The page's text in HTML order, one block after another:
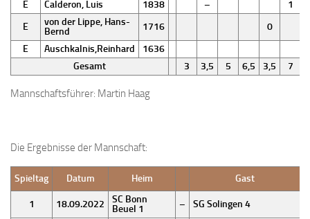
E
Calderon, Luis 1838 –
1
E
von der Lippe, Hans-
Bernd
1716
0
E
Auschkalnis,Reinhard 1636
Gesamt
3 3,5 5 6,5 3,5 7
Mannschaftsführer: Martin Haag
Die Ergebnisse der Mannschaft:
Spieltag Datum Heim Gast
1 18.09.2022
SC Bonn
Beuel 1
– SG Solingen 4